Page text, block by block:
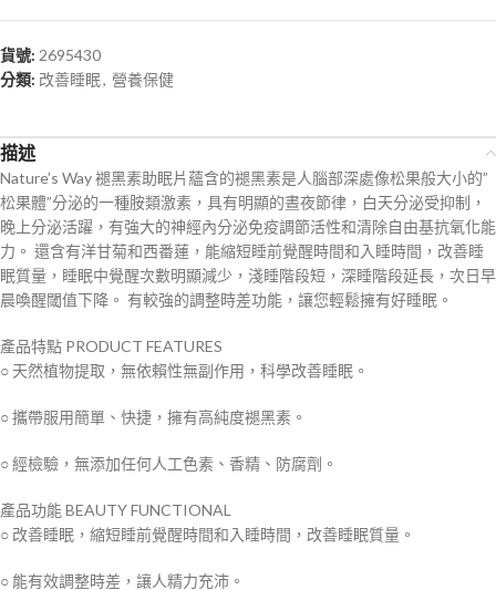
貨號: 2695430
分類: 改善睡眠, 營養保健
描述
Nature’s Way 褪黑素助眠片蘊含的褪黑素是人腦部深處像松果般大小的”
松果體”分泌的一種胺類激素，具有明顯的晝夜節律，白天分泌受抑制，
晚上分泌活躍，有強大的神經內分泌免疫調節活性和清除自由基抗氧化能
力。 還含有洋甘菊和西番蓮，能縮短睡前覺醒時間和入睡時間，改善睡
眠質量，睡眠中覺醒次數明顯減少，淺睡階段短，深睡階段延長，次日早
晨喚醒閾值下降。 有較強的調整時差功能，讓您輕鬆擁有好睡眠。
產品特點 PRODUCT FEATURES
○ 天然植物提取，無依賴性無副作用，科學改善睡眠。
○ 攜帶服用簡單、快捷，擁有高純度褪黑素。
○ 經檢驗，無添加任何人工色素、香精、防腐劑。
產品功能 BEAUTY FUNCTIONAL
○ 改善睡眠，縮短睡前覺醒時間和入睡時間，改善睡眠質量。
○ 能有效調整時差，讓人精力充沛。